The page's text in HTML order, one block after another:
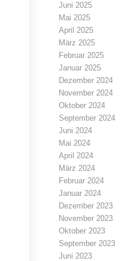
Juni 2025
Mai 2025
April 2025
März 2025
Februar 2025
Januar 2025
Dezember 2024
November 2024
Oktober 2024
September 2024
Juni 2024
Mai 2024
April 2024
März 2024
Februar 2024
Januar 2024
Dezember 2023
November 2023
Oktober 2023
September 2023
Juni 2023